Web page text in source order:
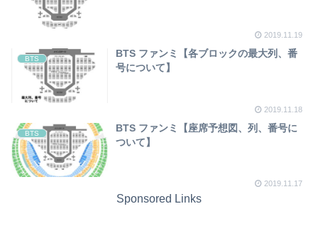
2019.11.19
BTS
BTS ファンミ【各ブロックの最大列、番
号について】
2019.11.18
BTS
BTS ファンミ【座席予想図、列、番号に
ついて】
2019.11.17
Sponsored Links